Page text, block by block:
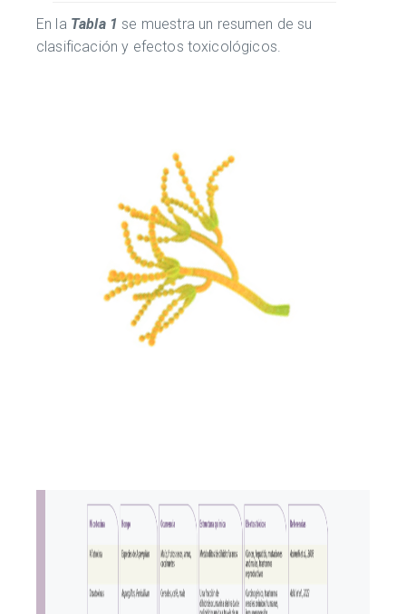
En la Tabla 1 se muestra un resumen de su
clasificación y efectos toxicológicos.